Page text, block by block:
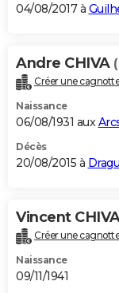
04/08/2017 à
Andre CHIVA
Créer une
Naissance
06/08/1931 aux
Décès
20/08/2015 à
Vincent
Créer une
Naissance
09/11/1941